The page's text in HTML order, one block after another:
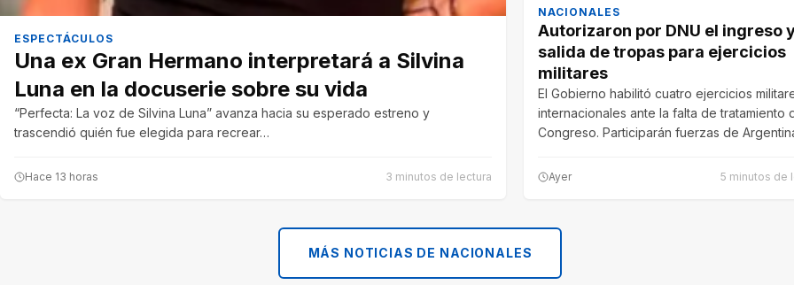
ESPECTÁCULOS
Una ex Gran Hermano interpretará a Silvina
Luna en la docuserie sobre su vida
“Perfecta: La voz de Silvina Luna” avanza hacia su esperado estreno y
trascendió quién fue elegida para recrear…
Hace 13 horas 3 minutos de lectura
NACIONALES
Autorizaron por DNU el ingreso
salida de tropas para ejercicios
militares
El Gobierno habilitó cuatro ejercicios
internacionales ante la falta de tratamiento
Congreso. Participarán fuerzas de
Ayer 5 minutos de
MÁS NOTICIAS DE NACIONALES